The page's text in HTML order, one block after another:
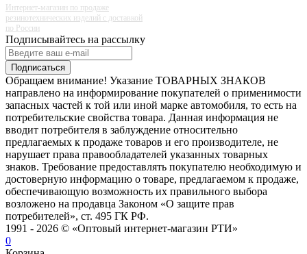
Интернет-магазин по продаже
резинотехнических изделий с доставкой
по России
Подписывайтесь на рассылку
Подписаться
Обращаем внимание! Указание ТОВАРНЫХ ЗНАКОВ
направлено на информирование покупателей о применимости
запасных частей к той или иной марке автомобиля, то есть на
потребительские свойства товара. Данная информация не
вводит потребителя в заблуждение относительно
предлагаемых к продаже товаров и его производителе, не
нарушает права правообладателей указанных товарных
знаков. Требование предоставлять покупателю необходимую и
достоверную информацию о товаре, предлагаемом к продаже,
обеспечивающую возможность их правильного выбора
возложено на продавца Законом «О защите прав
потребителей», ст. 495 ГК РФ.
1991 - 2026 © «Оптовый интернет-магазин РТИ»
0